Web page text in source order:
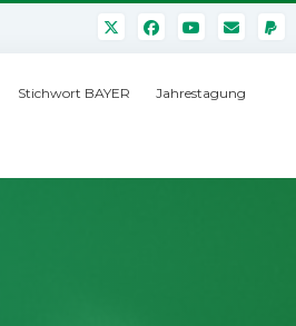
Stichwort BAYER Jahrestagung